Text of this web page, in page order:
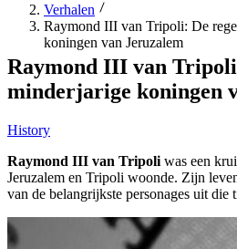
Verhalen
Raymond III van Tripoli: De
koningen van Jeruzalem
Raymond III van
minderjarige koningen
History
Raymond III van Tripoli was een
Jeruzalem en Tripoli woonde. Zijn
van de belangrijkste personages uit die